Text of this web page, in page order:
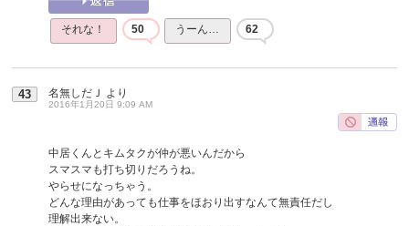
それな！ 50 うーん… 62
43 名無しだＪ より
2016年1月20日 9:09 AM
中居くんとキムタクが仲が悪いんだから
スマスマも打ち切りだろうね。
やらせになっちゃう。
どんな理由があっても仕事をほおり出すなんて無責任だし
理解出来ない。